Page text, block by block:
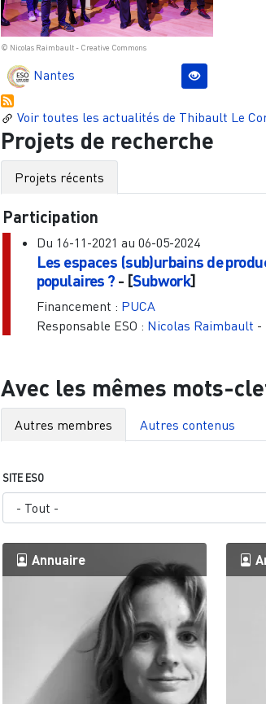
Nantes
Voir toutes les actualités de Thibault Le
Projets de recherche
Projets récents
Participation
Du 16-11-2021 au 06-05-2024
Les espaces (sub)urbains de
populaires ? - [Subwork]
Financement : PUCA
Responsable ESO : Nicolas Raimbault -
Avec les mêmes mots-
Autres membres Autres contenus
SITE ESO
Annuaire